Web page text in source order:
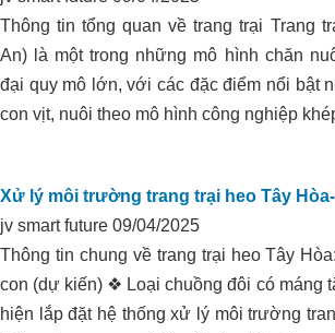
Thông tin tổng quan về trang trại Trang
An) là một trong những mô hình chăn
đại quy mô lớn, với các đặc điểm nổi bật
con vịt, nuôi theo mô hình công nghiệp
Xử lý môi trường trang trại heo Tây
jv smart future 09/04/2025
Thông tin chung về trang trại heo Tây
con (dự kiến) ❖ Loại chuồng đôi có máng
hiện lắp đặt hệ thống xử lý môi trường